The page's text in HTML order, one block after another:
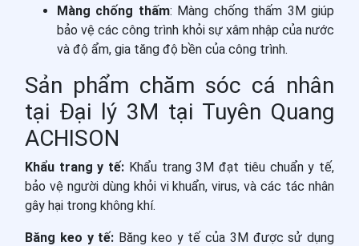
Màng chống thấm: Màng chống thấm 3M giúp
bảo vệ các công trình khỏi sự xâm nhập của nước
và độ ẩm, gia tăng độ bền của công trình.
Sản phẩm chăm sóc cá nhân
tại Đại lý 3M tại Tuyên Quang
ACHISON
Khẩu trang y tế: Khẩu trang 3M đạt tiêu chuẩn y tế,
bảo vệ người dùng khỏi vi khuẩn, virus, và các tác nhân
gây hại trong không khí.
Băng keo y tế: Băng keo y tế của 3M được sử dụng